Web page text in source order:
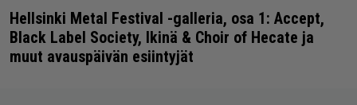
Hellsinki Metal Festival -galleria, osa 1: Accept,
Black Label Society, Ikinä & Choir of Hecate ja
muut avauspäivän esiintyjät